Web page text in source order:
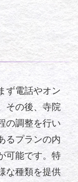
ず電話やオン
その後、寺院
の調整を行い
るプランの内
可能です。特
な種類を提供